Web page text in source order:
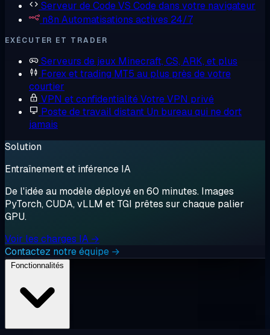
Serveur de CodeVS Code dans votre navigateur
n8n Automatisations actives 24/7
EXÉCUTER ET TRADER
Serveurs de jeux Minecraft, CS, ARK, et plus
Forex et trading MT5 au plus près de votre
courtier
VPN et confidentialitéVotre VPN privé
Poste de travail distant Un bureau qui ne dort
jamais
Solution
Entraînement et inférence IA
De l'idée au modèle déployé en 60 minutes. Images
PyTorch, CUDA, vLLM et TGI prêtes sur chaque palier
GPU.
Voir les charges IA →
Contactez notre équipe →